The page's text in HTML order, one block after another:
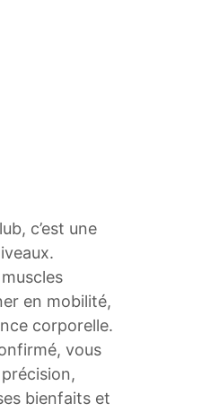
c’est une
en mobilité,
corporelle.
vous
bienfaits et